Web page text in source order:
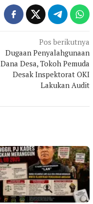
Pos berikutnya
Dugaan Penyalahgunaan
Dana Desa, Tokoh Pemuda
Desak Inspektorat OKI
Lakukan Audit